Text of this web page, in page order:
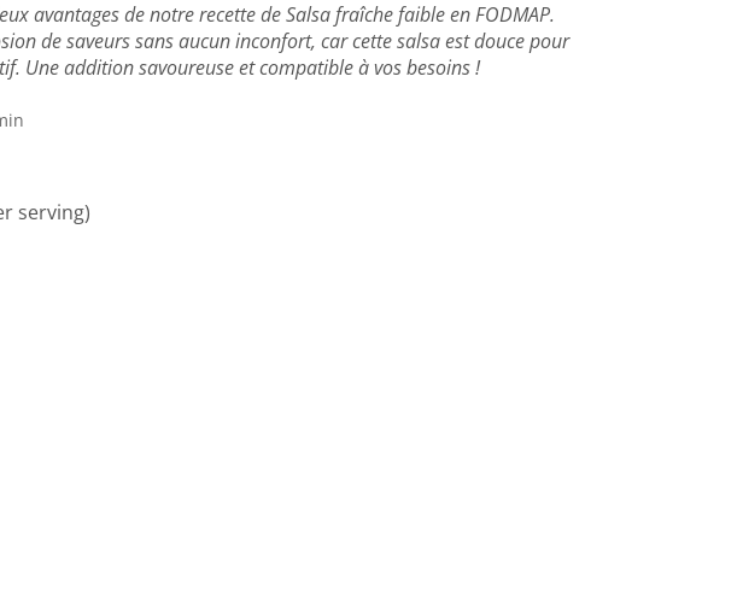
avantages de notre recette de Salsa fraîche faible en FODMAP.
de saveurs sans aucun inconfort, car cette salsa est douce pour
Une addition savoureuse et compatible à vos besoins !
serving)